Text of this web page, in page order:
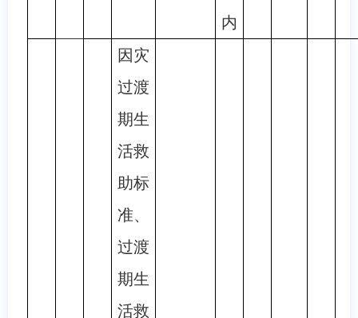
内
因灾
过渡
期生
活救
助标
准、
过渡
期生
活救